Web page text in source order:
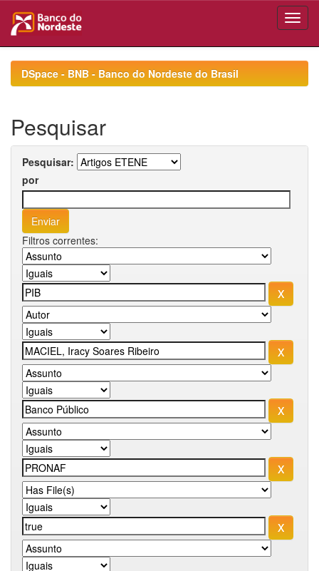
navigationDSpace - BNB - Banco do Nordeste do Brasil
Pesquisar
Pesquisar:
por
Filtros correntes: